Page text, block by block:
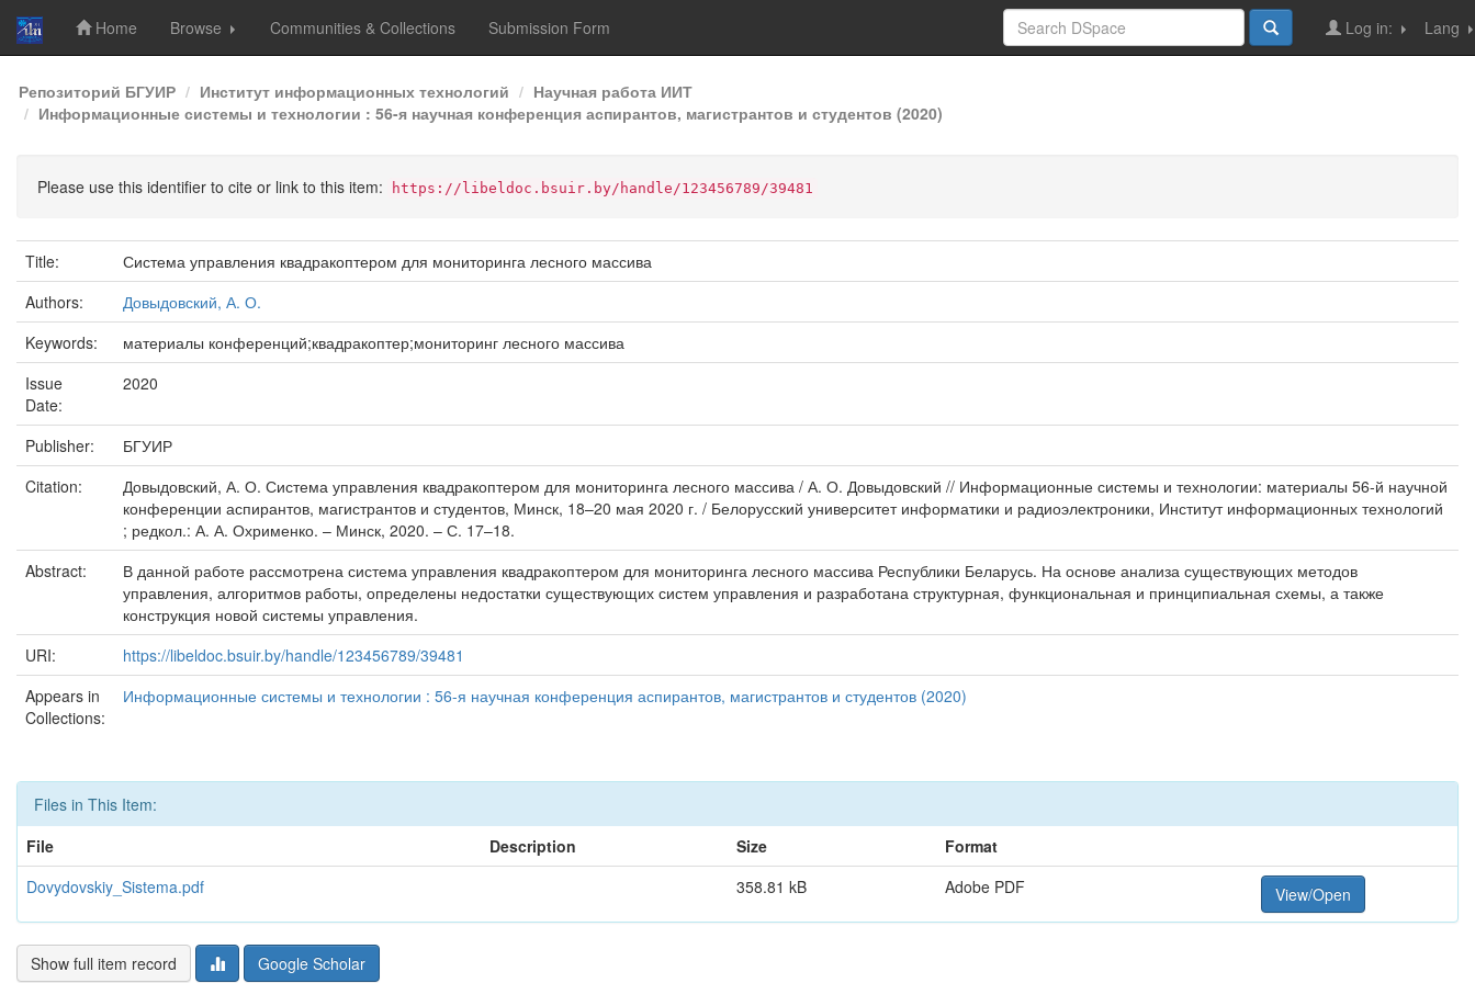
Skip
navigation
Home Browse Communities & Collections Submission Form Lang
Log in:
Репозиторий БГУИР Институт информационных технологий
Научная работа ИИТ
Информационные системы и технологии : 56-я научная конференция аспирантов, магистрантов и студентов (2020)
Please use this identifier to cite or link to this item: https://libeldoc.bsuir.by/handle/123456789/39481
Title:
Система управления квадракоптером для мониторинга лесного массива
Authors:
Довыдовский, А. О.
Keywords:
материалы конференций;квадракоптер;мониторинг лесного массива
Issue
Date:
2020
Publisher:
БГУИР
Citation:
Довыдовский, А. О. Система управления квадракоптером для мониторинга лесного массива / А. О. Довыдовский // Информационные системы и технологии: материалы 56-й научной
конференции аспирантов, магистрантов и студентов, Минск, 18–20 мая 2020 г. / Белорусский университет информатики и радиоэлектроники, Институт информационных технологий
; редкол.: А. А. Охрименко. – Минск, 2020. – С. 17–18.
Abstract:
В данной работе рассмотрена система управления квадракоптером для мониторинга лесного массива Республики Беларусь. На основе анализа существующих методов
управления, алгоритмов работы, определены недостатки существующих систем управления и разработана структурная, функциональная и принципиальная схемы, а также
конструкция новой системы управления.
URI:
https://libeldoc.bsuir.by/handle/123456789/39481
Appears in
Collections:
Информационные системы и технологии : 56-я научная конференция аспирантов, магистрантов и студентов (2020)
Files in This Item:
File
Description Size
Format
Dovydovskiy_Sistema.pdf
358.81 kB Adobe PDF View/Open
Show full item record Google Scholar